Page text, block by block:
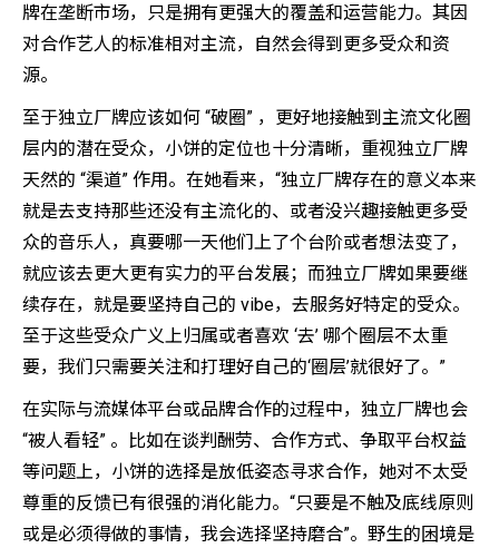
牌在垄断市场，只是拥有更强大的覆盖和运营能力。其因
对合作艺人的标准相对主流，自然会得到更多受众和资
源。
至于独立厂牌应该如何 “破圈” ，更好地接触到主流文化圈
层内的潜在受众，小饼的定位也十分清晰，重视独立厂牌
天然的 “渠道” 作用。在她看来，“独立厂牌存在的意义本来
就是去支持那些还没有主流化的、或者没兴趣接触更多受
众的音乐人，真要哪一天他们上了个台阶或者想法变了，
就应该去更大更有实力的平台发展；而独立厂牌如果要继
续存在，就是要坚持自己的 vibe，去服务好特定的受众。
至于这些受众广义上归属或者喜欢 ‘去’ 哪个圈层不太重
要，我们只需要关注和打理好自己的‘圈层’就很好了。”
在实际与流媒体平台或品牌合作的过程中，独立厂牌也会
“被人看轻” 。比如在谈判酬劳、合作方式、争取平台权益
等问题上，小饼的选择是放低姿态寻求合作，她对不太受
尊重的反馈已有很强的消化能力。“只要是不触及底线原则
或是必须得做的事情，我会选择坚持磨合”。野生的困境是